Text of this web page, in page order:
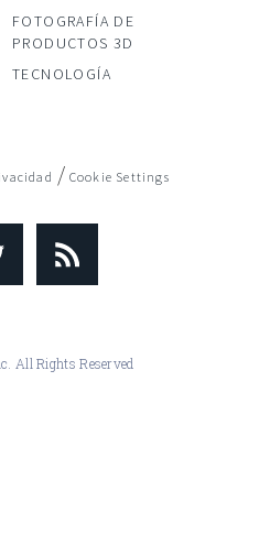
FOTOGRAFÍA DE
PRODUCTOS 3D
TECNOLOGÍA
/ Cookie Settings
All Rights Reserved